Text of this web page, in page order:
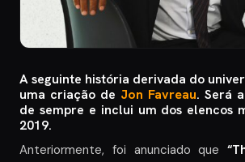
A seguinte história derivada do
uma criação de Jon Favreau. Será
de sempre e inclui um dos elencos
2019.
Anteriormente, foi anunciado que